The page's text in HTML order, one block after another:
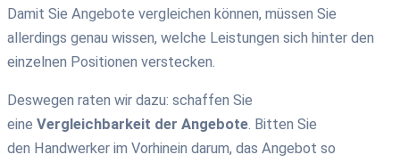
Damit Sie Angebote vergleichen können, müssen Sie
allerdings genau wissen, welche Leistungen sich hinter den
einzelnen Positionen verstecken.
Deswegen raten wir dazu: schaffen Sie
eine Vergleichbarkeit der Angebote. Bitten Sie
den Handwerker im Vorhinein darum, das Angebot so